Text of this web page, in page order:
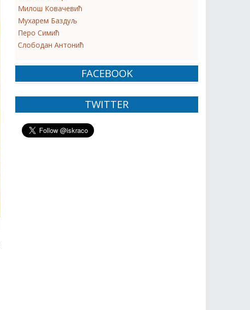
Милош Ковачевић
Мухарем Баздуљ
Перо Симић
Слободан Антонић
FACEBOOK
TWITTER